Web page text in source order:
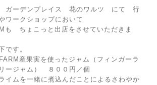
ガーデンプレイス 花のワルツ にて 行
ークショップにおいて
も ちょこっと出店をさせていただきま
です。
産果実を使ったジャム（フィンガーラ
ージャム） ８００円／個
を一緒に煮込んだことによるさわやか